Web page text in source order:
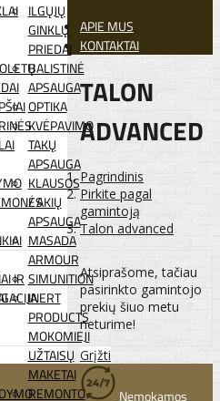
ILGŲJŲ
GINKLŲ
PRIEDAI
BALISTINĖ
APSAUGA
OPTIKA
KVĖPAVIMO
TAKŲ
APSAUGA
KLAUSOS
/ AKIŲ
APSAUGA
MASADA
ARMOUR
IR SIMUNITION
INERT
PRODUCTS
MOKOMIEJI
UŽTAISŲ
MAKETAI
REMONTO
APIE MUS
KONTAKTAI
TALON
ADVANCED
Pagrindinis
Pirkite pagal
gamintoją
Talon advanced
Atsiprašome, tačiau
pasirinkto gamintojo
prekių šiuo metu
neturime!
Grįžti
Nemokamos